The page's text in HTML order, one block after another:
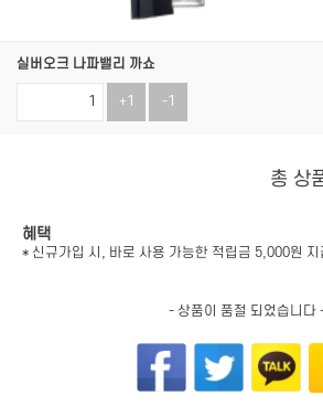
실버오크 나파밸리 까쇼
+1 -1
총 상
혜택
* 신규가입 시, 바로 사용 가능한 적립금 5,000원 지
- 상품이 품절 되었습니다